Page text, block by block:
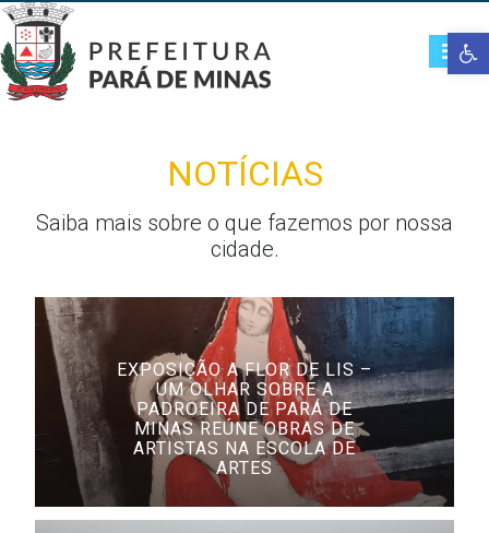
NOTÍCIAS
Saiba mais sobre o que fazemos por nossa
cidade.
EXPOSIÇÃO A FLOR DE LIS –
UM OLHAR SOBRE A
PADROEIRA DE PARÁ DE
MINAS REÚNE OBRAS DE
ARTISTAS NA ESCOLA DE
ARTES